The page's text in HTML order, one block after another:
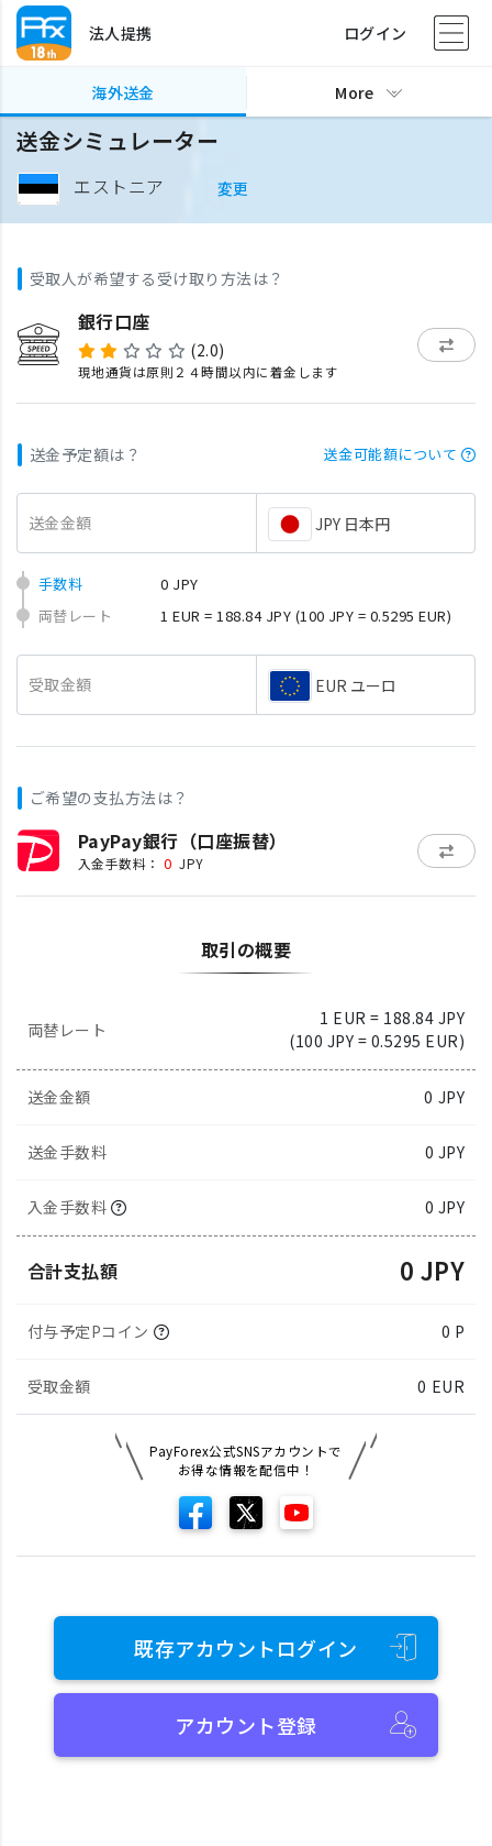
法人提携 ログイン
海外送金 More
送金シミュレーター
エストニア 変更
受取人が希望する受け取り方法は？
銀行口座
(2.0)
現地通貨は原則２４時間以内に着金します
送金予定額は？ 送金可能額について
送金金額 JPY 日本円
手数料
0 JPY
両替レート
1 EUR = 188.84 JPY (100 JPY = 0.5295 EUR)
受取金額 EUR ユーロ
ご希望の支払方法は？
PayPay銀行（口座振替）
入金手数料： 0 JPY
取引の概要
両替レート
1 EUR = 188.84 JPY
(100 JPY = 0.5295 EUR)
送金金額 0 JPY
送金手数料 0 JPY
入金手数料 0 JPY
合計支払額 0 JPY
付与予定Pコイン 0 P
受取金額 0 EUR
PayForex公式SNSアカウントで
お得な情報を配信中！
既存アカウントログイン
アカウント登録